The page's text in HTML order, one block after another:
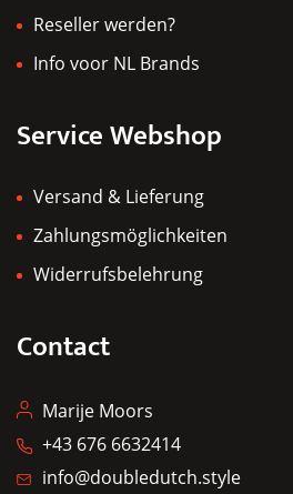
Reseller werden?
Info voor NL Brands
Service Webshop
Versand & Lieferung
Zahlungsmöglichkeiten
Widerrufsbelehrung
Contact
Marije Moors
+43 676 6632414
info@doubledutch.style